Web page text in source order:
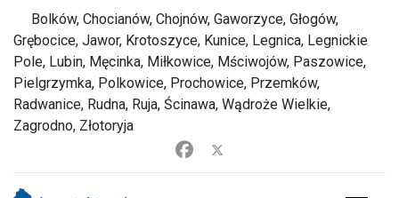
Bolków, Chocianów, Chojnów, Gaworzyce, Głogów,
Grębocice, Jawor, Krotoszyce, Kunice, Legnica, Legnickie
Pole, Lubin, Męcinka, Miłkowice, Mściwojów, Paszowice,
Pielgrzymka, Polkowice, Prochowice, Przemków,
Radwanice, Rudna, Ruja, Ścinawa, Wądroże Wielkie,
Zagrodno, Złotoryja